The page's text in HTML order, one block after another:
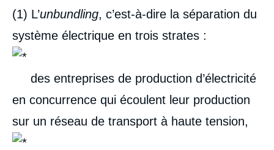
(1) L’unbundling, c’est-à-dire la séparation du
système électrique en trois strates :
des entreprises de production d’électricité
en concurrence qui écoulent leur production
sur un réseau de transport à haute tension,